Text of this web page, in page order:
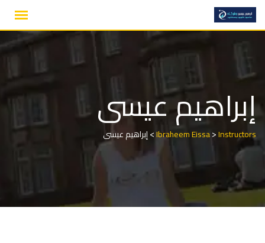
Skip
إبراهيم عيسى
Ibraheem Eissa>Instructors
>إبراهيم عيسى